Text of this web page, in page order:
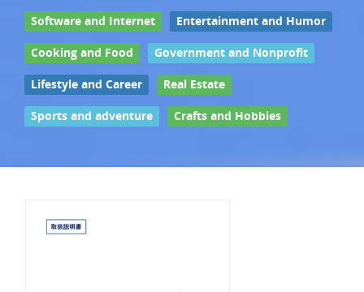
Software and Internet Entertainment and Humor
Cooking and Food Government and Nonprofit
Lifestyle and Career Real Estate
Sports and adventure Crafts and Hobbies